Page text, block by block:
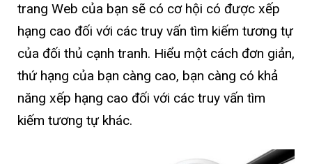
trang Web của bạn sẽ có cơ hội có được xếp
hạng cao đối với các truy vấn tìm kiếm tương tự
của đối thủ cạnh tranh. Hiểu một cách đơn giản,
thứ hạng của bạn càng cao, bạn càng có khả
năng xếp hạng cao đối với các truy vấn tìm
kiếm tương tự khác.